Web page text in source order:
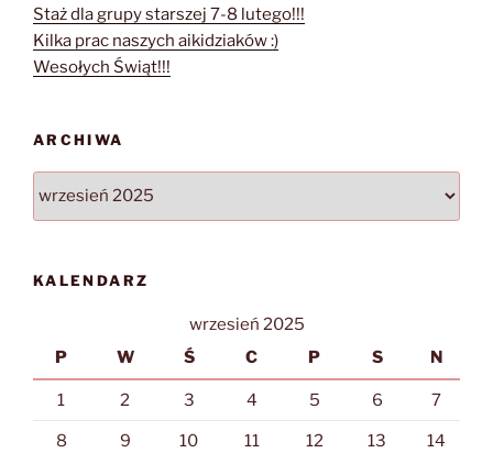
Staż dla grupy starszej 7-8 lutego!!!
Kilka prac naszych aikidziaków :)
Wesołych Świąt!!!
ARCHIWA
KALENDARZ
wrzesień 2025
P
W Ś C P S N
1 2 3 4 5 6 7
8 9 10 11 12 13 14